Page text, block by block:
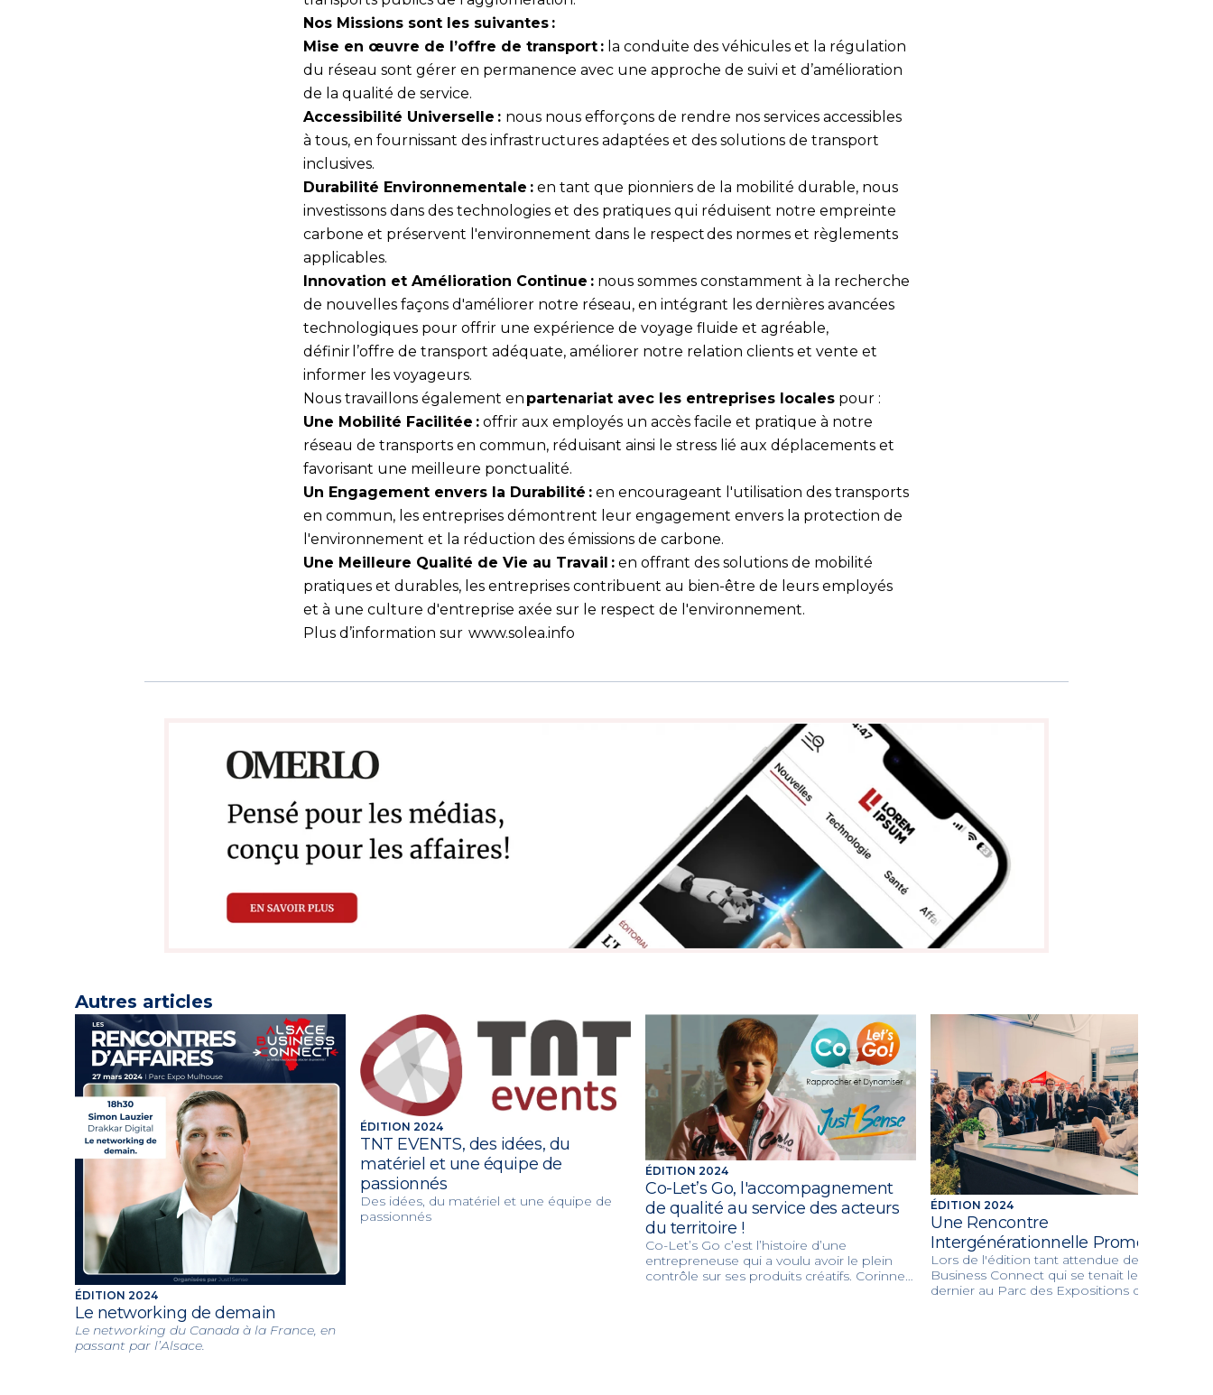
Nos Missions sont les suivantes :
Mise en œuvre de l’offre de transport : la conduite des véhicules et la régulation
du réseau sont gérer en permanence avec une approche de suivi et d’amélioration
de la qualité de service.
Accessibilité Universelle : nous nous efforçons de rendre nos services accessibles
à tous, en fournissant des infrastructures adaptées et des solutions de transport
inclusives.
Durabilité Environnementale : en tant que pionniers de la mobilité durable, nous
investissons dans des technologies et des pratiques qui réduisent notre empreinte
carbone et préservent l'environnement dans le respect des normes et règlements
applicables.
Innovation et Amélioration Continue : nous sommes constamment à la recherche
de nouvelles façons d'améliorer notre réseau, en intégrant les dernières avancées
technologiques pour offrir une expérience de voyage fluide et agréable,
définir l’offre de transport adéquate, améliorer notre relation clients et vente et
informer les voyageurs.
Nous travaillons également en partenariat avec les entreprises locales pour :
Une Mobilité Facilitée : offrir aux employés un accès facile et pratique à notre
réseau de transports en commun, réduisant ainsi le stress lié aux déplacements et
favorisant une meilleure ponctualité.
Un Engagement envers la Durabilité : en encourageant l'utilisation des transports
en commun, les entreprises démontrent leur engagement envers la protection de
l'environnement et la réduction des émissions de carbone.
Une Meilleure Qualité de Vie au Travail : en offrant des solutions de mobilité
pratiques et durables, les entreprises contribuent au bien-être de leurs employés
et à une culture d'entreprise axée sur le respect de l'environnement.
Plus d’information sur www.solea.info
Autres articles
ÉDITION 2024
Le networking de demain
Le networking du Canada à la France, en
passant par l’Alsace.
ÉDITION 2024
TNT EVENTS, des idées, du
matériel et une équipe de
passionnés
Des idées, du matériel et une équipe de
passionnés
ÉDITION 2024
Co-Let’s Go, l'accompagnement
de qualité au service des acteurs
du territoire !
Co-Let’s Go c’est l’histoire d’une
entrepreneuse qui a voulu avoir le plein
contrôle sur ses produits créatifs. Corinne
ÉDITION 2024
Une Rencontre
Intergénérationnelle Prometteuse
Lors de l'édition tant attendue de Alsace
Business Connect qui se tenait le 27 mars
dernier au Parc des Expositions de